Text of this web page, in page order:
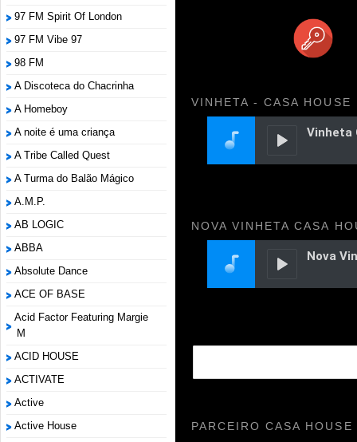
97 FM Spirit Of London
97 FM Vibe 97
98 FM
A Discoteca do Chacrinha
A Homeboy
A noite é uma criança
A Tribe Called Quest
A Turma do Balão Mágico
A.M.P.
AB LOGIC
ABBA
Absolute Dance
ACE OF BASE
Acid Factor Featuring Margie
M
ACID HOUSE
ACTIVATE
Active
Active House
VINHETA - CASA HOUSE
NOVA VINHETA CASA
PARCEIRO CASA HOUSE